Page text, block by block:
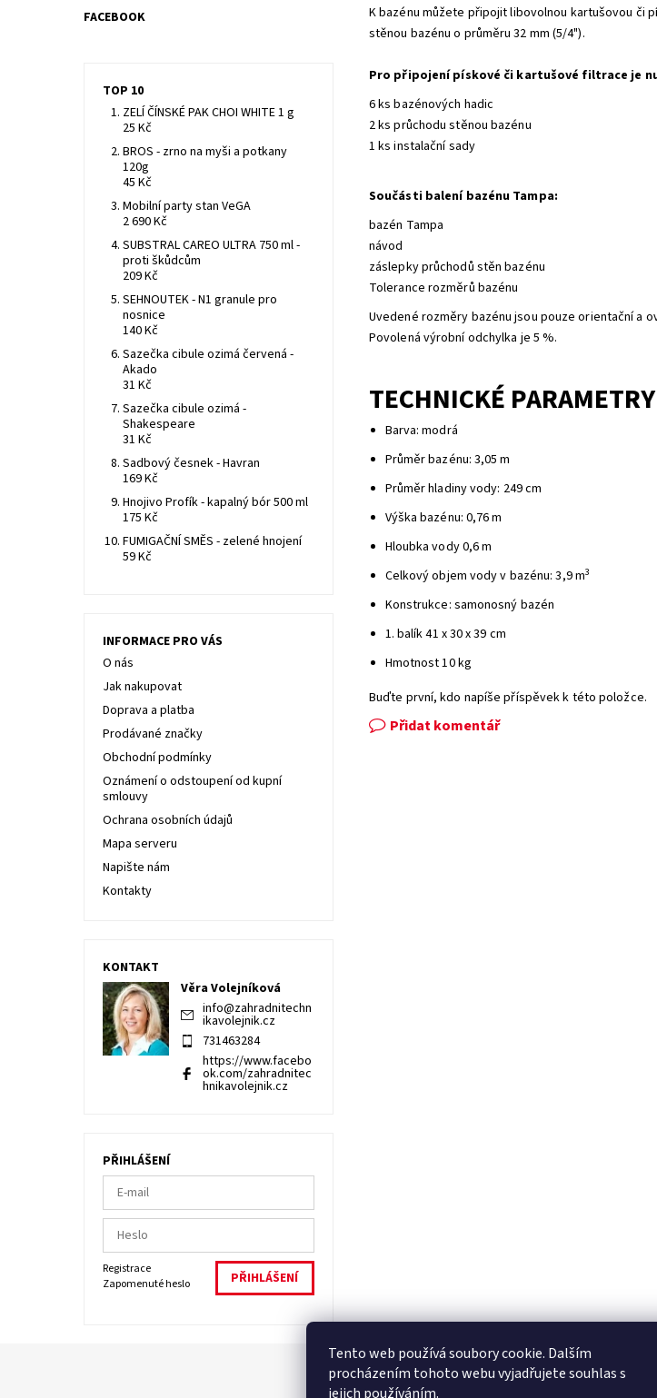
K bazénu můžete připojit libovolnou kartušovou či
stěnou bazénu o průměru 32 mm (5/4").
Pro připojení pískové či kartušové filtrace je
6 ks bazénových hadic
2 ks průchodu stěnou bazénu
1 ks instalační sady
Součásti balení bazénu Tampa:
bazén Tampa
návod
záslepky průchodů stěn bazénu
Tolerance rozměrů bazénu
Uvedené rozměry bazénu jsou pouze orientační a
Povolená výrobní odchylka je 5 %.
TECHNICKÉ PARAMETRY
Barva: modrá
Průměr bazénu: 3,05 m
Průměr hladiny vody: 249 cm
Výška bazénu: 0,76 m
Hloubka vody 0,6 m
Celkový objem vody v bazénu: 3,9 m3
Konstrukce: samonosný bazén
1. balík 41 x 30 x 39 cm
Hmotnost 10 kg
Buďte první, kdo napíše příspěvek k této položce.
Přidat komentář
FACEBOOK
TOP 10
ZELÍ ČÍNSKÉ PAK CHOI WHITE 1 g
25 Kč
BROS - zrno na myši a potkany
120g
45 Kč
Mobilní party stan VeGA
2 690 Kč
SUBSTRAL CAREO ULTRA 750 ml -
proti škůdcům
209 Kč
SEHNOUTEK - N1 granule pro
nosnice
140 Kč
Sazečka cibule ozimá červená -
Akado
31 Kč
Sazečka cibule ozimá -
Shakespeare
31 Kč
Sadbový česnek - Havran
169 Kč
Hnojivo Profík - kapalný bór 500 ml
175 Kč
FUMIGAČNÍ SMĚS - zelené hnojení
59 Kč
INFORMACE PRO VÁS
O nás
Jak nakupovat
Doprava a platba
Prodávané značky
Obchodní podmínky
Oznámení o odstoupení od kupní
smlouvy
Ochrana osobních údajů
Mapa serveru
Napište nám
Kontakty
KONTAKT
Věra Volejníková
info@zahradnitechn
ikavolejnik.cz
731463284
https://www.facebo
ok.com/zahradnitec
hnikavolejnik.cz
PŘIHLÁŠENÍ
Registrace
Zapomenuté heslo
Facebook | Heureka.cz
Tento web používá soubory cookie. Dalším
procházením tohoto webu vyjadřujete souhlas s
jejich používáním.